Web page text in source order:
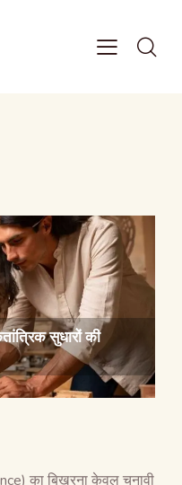
सुधारों की
का बिखरना केवल चुनावी